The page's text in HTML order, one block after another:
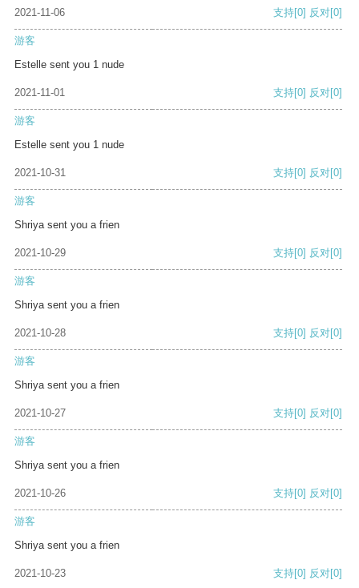
2021-11-06 支持[0] 反对[0]
游客
Estelle sent you 1 nude
2021-11-01 支持[0] 反对[0]
游客
Estelle sent you 1 nude
2021-10-31 支持[0] 反对[0]
游客
Shriya sent you a frien
2021-10-29 支持[0] 反对[0]
游客
Shriya sent you a frien
2021-10-28 支持[0] 反对[0]
游客
Shriya sent you a frien
2021-10-27 支持[0] 反对[0]
游客
Shriya sent you a frien
2021-10-26 支持[0] 反对[0]
游客
Shriya sent you a frien
2021-10-23 支持[0] 反对[0]